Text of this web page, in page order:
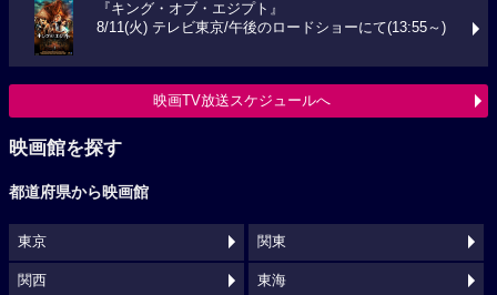
『キング・オブ・エジプト』
8/11(火) テレビ東京/午後のロードショーにて(13:55～)
映画TV放送スケジュールへ
映画館を探す
都道府県から映画館
東京 関東
関西 東海